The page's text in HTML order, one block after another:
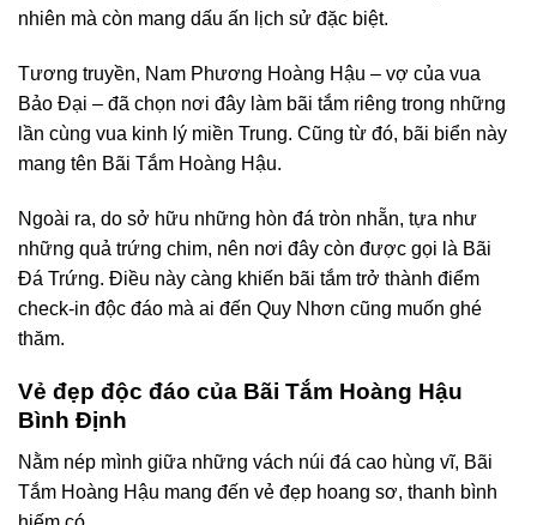
nhiên mà còn mang dấu ấn lịch sử đặc biệt.
Tương truyền, Nam Phương Hoàng Hậu – vợ của vua
Bảo Đại – đã chọn nơi đây làm bãi tắm riêng trong những
lần cùng vua kinh lý miền Trung. Cũng từ đó, bãi biển này
mang tên Bãi Tắm Hoàng Hậu.
Ngoài ra, do sở hữu những hòn đá tròn nhẵn, tựa như
những quả trứng chim, nên nơi đây còn được gọi là Bãi
Đá Trứng. Điều này càng khiến bãi tắm trở thành điểm
check-in độc đáo mà ai đến Quy Nhơn cũng muốn ghé
thăm.
Vẻ đẹp độc đáo của Bãi Tắm Hoàng Hậu
Bình Định
Nằm nép mình giữa những vách núi đá cao hùng vĩ, Bãi
Tắm Hoàng Hậu mang đến vẻ đẹp hoang sơ, thanh bình